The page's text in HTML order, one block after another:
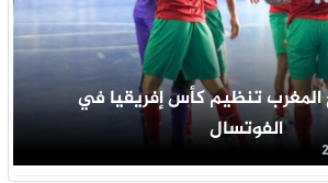
المغرب تنظيم كأس إفريقيا في
الفوتسال